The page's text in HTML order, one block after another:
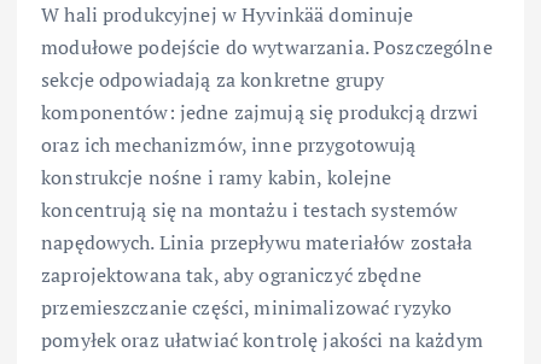
W hali produkcyjnej w Hyvinkää dominuje
modułowe podejście do wytwarzania. Poszczególne
sekcje odpowiadają za konkretne grupy
komponentów: jedne zajmują się produkcją drzwi
oraz ich mechanizmów, inne przygotowują
konstrukcje nośne i ramy kabin, kolejne
koncentrują się na montażu i testach systemów
napędowych. Linia przepływu materiałów została
zaprojektowana tak, aby ograniczyć zbędne
przemieszczanie części, minimalizować ryzyko
pomyłek oraz ułatwiać kontrolę jakości na każdym